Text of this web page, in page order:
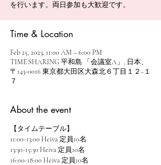
を行います。両日参加も大歓迎です。
Time & Location
Feb 25, 2023, 11:00 AM – 6:00 PM
TIME SHARING 平和島 「会議室A」, 日本、
〒143-0016 東京都大田区大森北６丁目１２−１
７
About the event
【タイムテーブル】
11:00-13:00 Heiva 定員10名
13:30-15:30 Heiva 定員10名
16:00-18:00 Heiva 定員10名